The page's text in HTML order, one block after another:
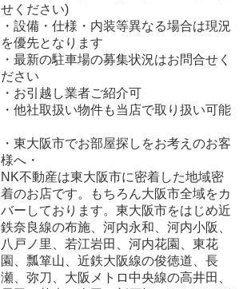
せください)
・設備・仕様・内装等異なる場合は現況
を優先となります
・最新の駐車場の募集状況はお問合せく
ださい
・お引越し業者ご紹介可
・他社取扱い物件も当店で取り扱い可能
・東大阪市でお部屋探しをお考えのお客
様へ・
NK不動産は東大阪市に密着した地域密
着のお店です。もちろん大阪市全域をカ
バーしております。東大阪市をはじめ近
鉄奈良線の布施、河内永和、河内小阪、
八戸ノ里、若江岩田、河内花園、東花
園、瓢箪山、近鉄大阪線の俊徳道、長
瀬、弥刀、大阪メトロ中央線の高井田、